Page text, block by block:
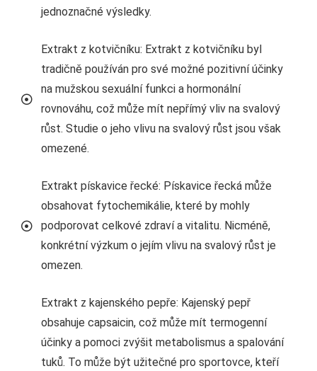
jednoznačné výsledky.
Extrakt z kotvičníku: Extrakt z kotvičníku byl
tradičně používán pro své možné pozitivní účinky
na mužskou sexuální funkci a hormonální
rovnováhu, což může mít nepřímý vliv na svalový
růst. Studie o jeho vlivu na svalový růst jsou však
omezené.
Extrakt pískavice řecké: Pískavice řecká může
obsahovat fytochemikálie, které by mohly
podporovat celkové zdraví a vitalitu. Nicméně,
konkrétní výzkum o jejím vlivu na svalový růst je
omezen.
Extrakt z kajenského pepře: Kajenský pepř
obsahuje capsaicin, což může mít termogenní
účinky a pomoci zvýšit metabolismus a spalování
tuků. To může být užitečné pro sportovce, kteří